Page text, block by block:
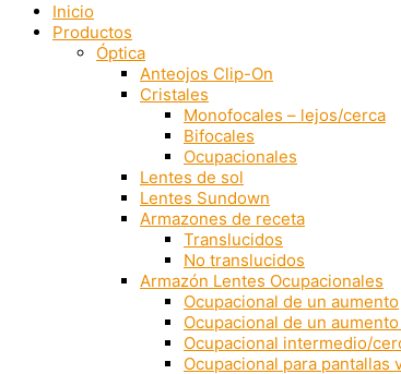
Inicio
Productos
Óptica
Anteojos Clip-On
Cristales
Monofocales – lejos/cerca
Bifocales
Ocupacionales
Lentes de sol
Lentes Sundown
Armazones de receta
Translucidos
No translucidos
Armazón Lentes Ocupacionales
Ocupacional de un aumento
Ocupacional de un
Ocupacional intermedio/
Ocupacional para